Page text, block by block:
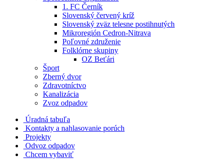
1. FC Černík
Slovenský červený kríž
Slovenský zväz telesne postihnutých
Mikroregión Cedron-Nitrava
Poľovné združenie
Folklórne skupiny
OZ Beťári
Šport
Zberný dvor
Zdravotníctvo
Kanalizácia
Zvoz odpadov
Úradná tabuľa
Kontakty a nahlasovanie porúch
Projekty
Odvoz odpadov
Chcem vybaviť